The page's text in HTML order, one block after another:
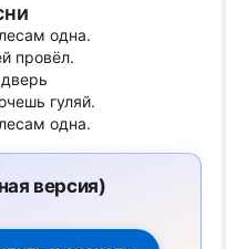
одна.
провёл.
гуляй.
одна.
версия)